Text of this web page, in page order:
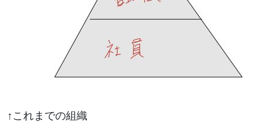
↑これまでの組織